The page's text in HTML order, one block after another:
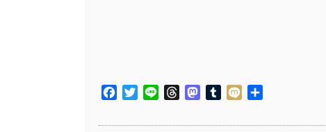
Facebook
TwitterLine ThreadsMastodon
TumblrMixi